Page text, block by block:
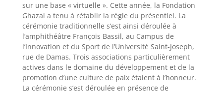
sur une base « virtuelle ». Cette année, la Fondation
Ghazal a tenu à rétablir la règle du présentiel. La
cérémonie traditionnelle s’est ainsi déroulée à
l’amphithéâtre François Bassil, au Campus de
l’Innovation et du Sport de l’Université Saint-Joseph,
rue de Damas. Trois associations particulièrement
actives dans le domaine du développement et de la
promotion d’une culture de paix étaient à l’honneur.
La cérémonie s’est déroulée en présence de